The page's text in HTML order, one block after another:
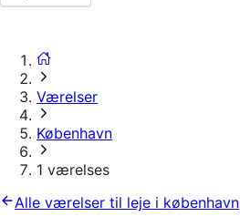
Værelser
København
1 værelses
Alle værelser til leje i københavn